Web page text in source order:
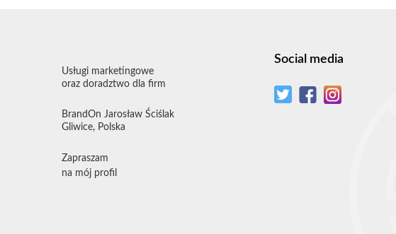
Usługi marketingowe
oraz doradztwo dla firm
BrandOn Jarosław Ściślak
Gliwice, Polska
Zapraszam
na mój profil
Social media